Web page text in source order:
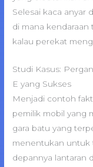
Selesai kaca anyar
di mana kendaraan
kalau perekat
Studi Kasus:
E yang Sukses
Menjadi contoh
pemilik mobil yang
gara batu yang
menentukan untuk
depannya lantaran